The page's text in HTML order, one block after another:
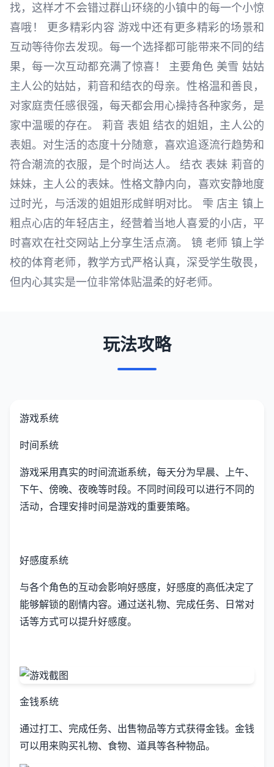
找，这样才不会错过群山环绕的小镇中的每一个小惊
喜哦！ 更多精彩内容 游戏中还有更多精彩的场景和
互动等待你去发现。每一个选择都可能带来不同的结
果，每一次互动都充满了惊喜！ 主要角色 美雪 姑姑
主人公的姑姑，莉音和结衣的母亲。性格温和善良，
对家庭责任感很强，每天都会用心操持各种家务，是
家中温暖的存在。 莉音 表姐 结衣的姐姐，主人公的
表姐。对生活的态度十分随意，喜欢追逐流行趋势和
符合潮流的衣服，是个时尚达人。 结衣 表妹 莉音的
妹妹，主人公的表妹。性格文静内向，喜欢安静地度
过时光，与活泼的姐姐形成鲜明对比。 雫 店主 镇上
粗点心店的年轻店主，经营着当地人喜爱的小店，平
时喜欢在社交网站上分享生活点滴。 镜 老师 镇上学
校的体育老师，教学方式严格认真，深受学生敬畏，
但内心其实是一位非常体贴温柔的好老师。
玩法攻略
游戏系统
时间系统
游戏采用真实的时间流逝系统，每天分为早晨、上午、
下午、傍晚、夜晚等时段。不同时间段可以进行不同的
活动，合理安排时间是游戏的重要策略。
好感度系统
与各个角色的互动会影响好感度，好感度的高低决定了
能够解锁的剧情内容。通过送礼物、完成任务、日常对
话等方式可以提升好感度。
金钱系统
通过打工、完成任务、出售物品等方式获得金钱。金钱
可以用来购买礼物、食物、道具等各种物品。